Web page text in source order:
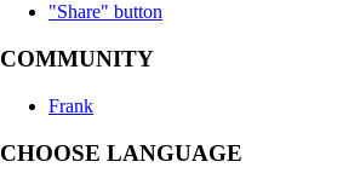
"Share" button
COMMUNITY
Frank
CHOOSE LANGUAGE